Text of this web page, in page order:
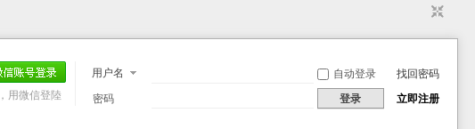
用户名 自动登录
找回密码
密码
登录 立即注册
用微信登陸